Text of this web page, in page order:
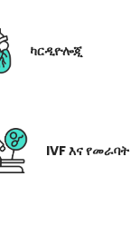
ካርዲዮሎጂ
IVF እና የመራባት